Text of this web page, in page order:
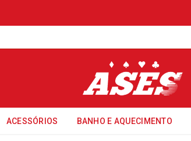
ACESSÓRIOS BANHO E AQUECIMENTO